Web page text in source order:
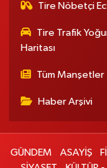
Tire Nöbetçi
Tire Trafik
Haritası
Tüm Manşetler
Haber Arşivi
GÜNDEM ASAYİŞ